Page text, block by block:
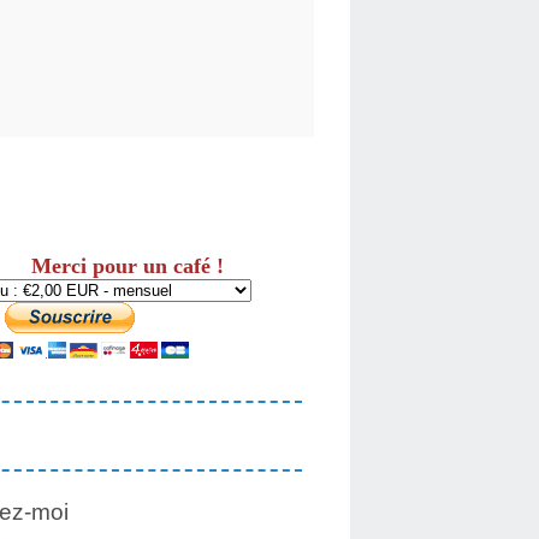
Merci pour un café !
moi